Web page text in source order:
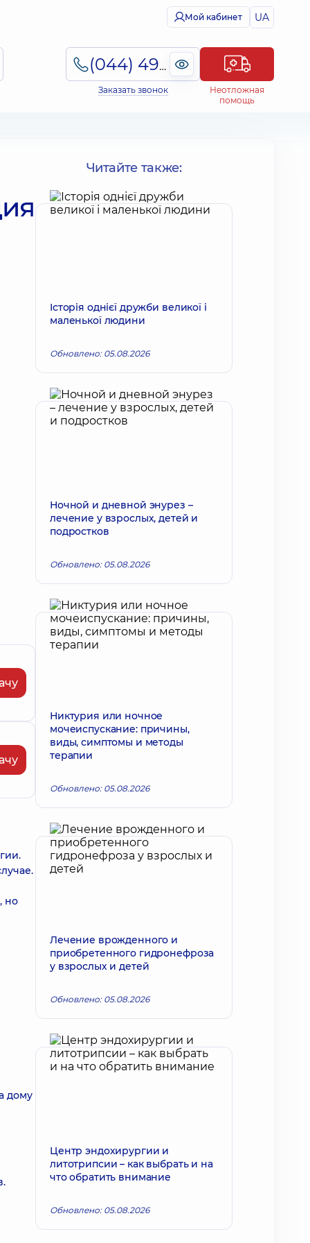
Мой кабинет UA
(044) 495-2-888
Заказать звонок
Неотложная
помощь
но
дому
Читайте также:
Історія однієї дружби великої і
маленької людини
Обновлено: 05.08.2026
Ночной и дневной энурез –
лечение у взрослых, детей и
подростков
Обновлено: 05.08.2026
Никтурия или ночное
мочеиспускание: причины,
виды, симптомы и методы
терапии
Обновлено: 05.08.2026
Лечение врожденного и
приобретенного гидронефроза
у взрослых и детей
Обновлено: 05.08.2026
Центр эндохирургии и
литотрипсии – как выбрать и на
что обратить внимание
Обновлено: 05.08.2026